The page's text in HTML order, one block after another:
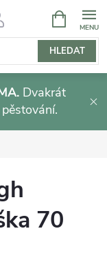
HLEDAT
NÁKUPNÍ
KOŠÍK
Dvakrát
70